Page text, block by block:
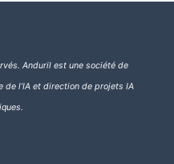
Anduril est une société de
de l’IA et direction de projets IA